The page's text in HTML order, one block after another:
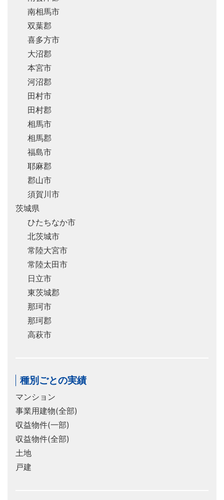
南相馬市
双葉郡
喜多方市
大沼郡
本宮市
河沼郡
田村市
田村郡
相馬市
相馬郡
福島市
耶麻郡
郡山市
須賀川市
茨城県
ひたちなか市
北茨城市
常陸大宮市
常陸太田市
日立市
東茨城郡
那珂市
那珂郡
高萩市
種別ごとの実績
マンション
事業用建物(全部)
収益物件(一部)
収益物件(全部)
土地
戸建